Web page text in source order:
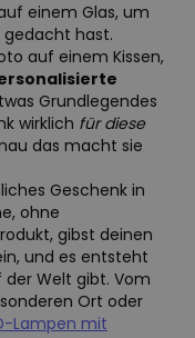
einem Glas, um
gedacht hast.
auf einem Kissen,
Grundlegendes
wirklich für diese
das macht sie
Geschenk in
ohne
gibst deinen
und es entsteht
der Welt gibt. Vom
Ort oder
Lampen mit